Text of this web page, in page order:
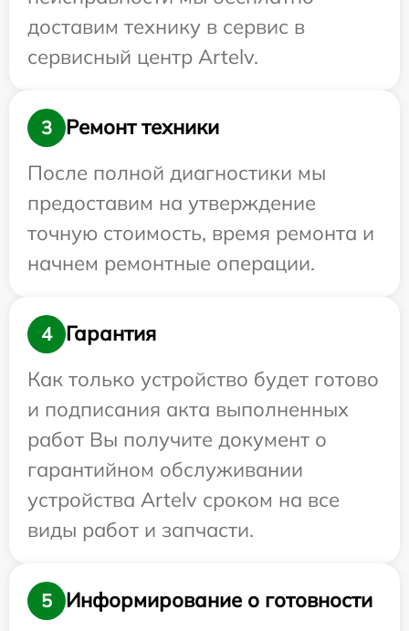
доставим технику в сервис в
сервисный центр Artelv.
3
Ремонт техники
После полной диагностики мы
предоставим на утверждение
точную стоимость, время ремонта и
начнем ремонтные операции.
4
Гарантия
Как только устройство будет готово
и подписания акта выполненных
работ Вы получите документ о
гарантийном обслуживании
устройства Artelv сроком на все
виды работ и запчасти.
5
Информирование о готовности